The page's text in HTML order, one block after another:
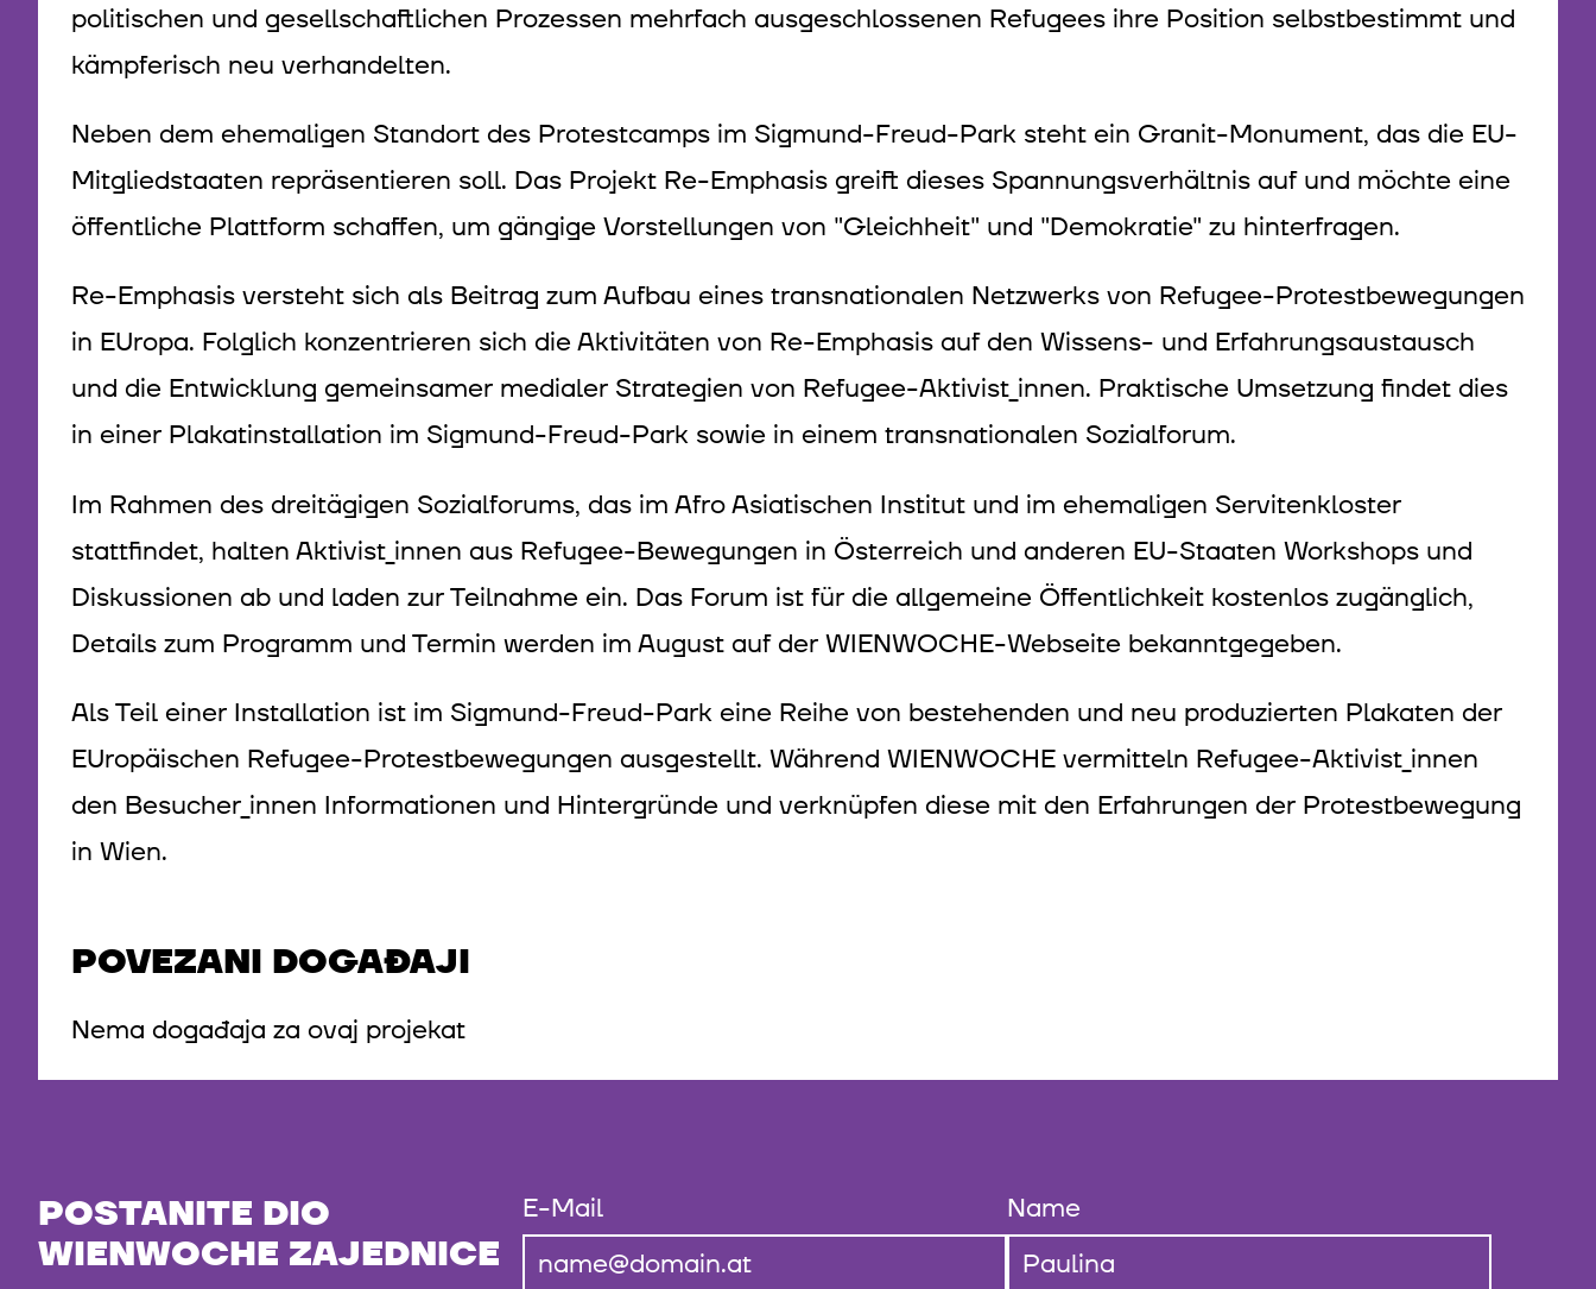
politischen und gesellschaftlichen Prozessen mehrfach ausgeschlossenen Refugees ihre Position selbstbestimmt und
kämpferisch neu verhandelten.
Neben dem ehemaligen Standort des Protestcamps im Sigmund-Freud-Park steht ein Granit-Monument, das die EU-
Mitgliedstaaten repräsentieren soll. Das Projekt Re-Emphasis greift dieses Spannungsverhältnis auf und möchte eine
öffentliche Plattform schaffen, um gängige Vorstellungen von "Gleichheit" und "Demokratie" zu hinterfragen.
Re-Emphasis versteht sich als Beitrag zum Aufbau eines transnationalen Netzwerks von Refugee-Protestbewegungen
in EUropa. Folglich konzentrieren sich die Aktivitäten von Re-Emphasis auf den Wissens- und Erfahrungsaustausch
und die Entwicklung gemeinsamer medialer Strategien von Refugee-Aktivist_innen. Praktische Umsetzung findet dies
in einer Plakatinstallation im Sigmund-Freud-Park sowie in einem transnationalen Sozialforum.
Im Rahmen des dreitägigen Sozialforums, das im Afro Asiatischen Institut und im ehemaligen Servitenkloster
stattfindet, halten Aktivist_innen aus Refugee-Bewegungen in Österreich und anderen EU-Staaten Workshops und
Diskussionen ab und laden zur Teilnahme ein. Das Forum ist für die allgemeine Öffentlichkeit kostenlos zugänglich,
Details zum Programm und Termin werden im August auf der WIENWOCHE-Webseite bekanntgegeben.
Als Teil einer Installation ist im Sigmund-Freud-Park eine Reihe von bestehenden und neu produzierten Plakaten der
EUropäischen Refugee-Protestbewegungen ausgestellt. Während WIENWOCHE vermitteln Refugee-Aktivist_innen
den Besucher_innen Informationen und Hintergründe und verknüpfen diese mit den Erfahrungen der Protestbewegung
in Wien.
POVEZANI DOGAĐAJI
Nema događaja za ovaj projekat
POSTANITE DIO
WIENWOCHE ZAJEDNICE
E-Mail Name